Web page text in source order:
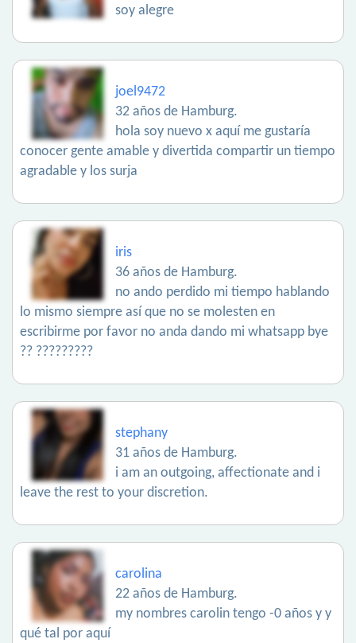
soy alegre
joel9472
32 años de Hamburg.
hola soy nuevo x aquí me gustaría
conocer gente amable y divertida compartir un tiempo
agradable y los surja
iris
36 años de Hamburg.
no ando perdido mi tiempo hablando
lo mismo siempre así que no se molesten en
escribirme por favor no anda dando mi whatsapp bye
?? ?????????
stephany
31 años de Hamburg.
i am an outgoing, affectionate and i
leave the rest to your discretion.
carolina
22 años de Hamburg.
my nombres carolin tengo -0 años y y
qué tal por aquí